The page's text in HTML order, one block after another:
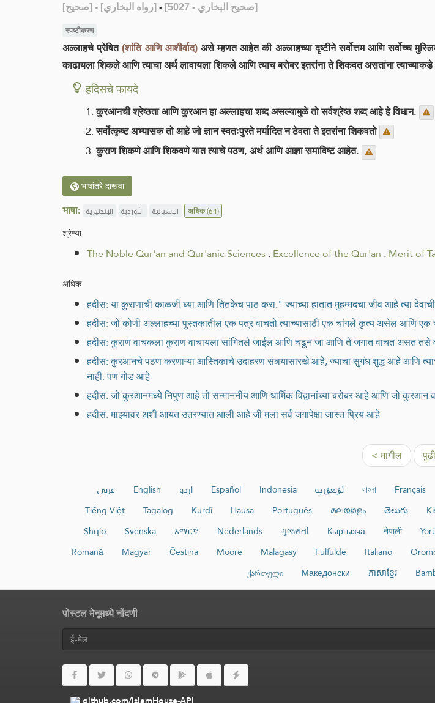
[صحيح]
- [رواه البخاري] - [صحيح البخاري - 5027]
स्पष्टीकरण
अल्लाहचे प्रेषित(शांति आणि आशीर्वाद)असे म्हणत आहेत की अल्लाहच्या दृष्टीने सर्वोत्तम आणि सर्वोच्च
काढायला शिकले आणि त्याचा अर्थ लावायला शिकले आणि त्याच बरोबर इतरांना ते शिकवत असतांना
हदिसचे फायदे
कुरआनची श्रेष्ठता आणि कुरआन हा अल्लाहचा शब्द असल्यामुळे तो सर्वश्रेष्ठ शब्द आहे हे विधान.
सर्वोत्कृष्ट अभ्यासक तो आहे जो ज्ञान स्वतःपुरते मर्यादित न ठेवता ते इतरांना शिकवतो
कुराण शिकणे आणि शिकवणे यात त्याचे पठण, अर्थ आणि आज्ञा समाविष्ट आहेत.
भाषांतरे दाखवा
भाषा: الإنجليزية الأوردية الإسبانية अधिक(64)
श्रेण्या
The Noble Qur'an and Qur'anic Sciences.Excellence of the Qur'an .Merit of
अधिक
हदीस: या कुराणाची काळजी घ्या आणि तितकेच पाठ करा." ज्याच्या हातात मुहम्मदचा जीव आहे त्या
हदीस: जो कोणी अल्लाहच्या पुस्तकातील एक पत्र वाचतो त्याच्यासाठी एक चांगले कृत्य असेल आणि
हदीस: कुराण वाचकला कुराण वाचायला सांगितले जाईल आणि चढून जा आणि ते जगात वाचत असत
हदीस: कुरआनचे पठण करणाऱ्या आस्तिकाचे उदाहरण संत्र्यासारखे आहे, ज्याचा सुगंध शुद्ध आहे आणि
नाही. पण गोड आहे
हदीस: जो कुरआनमध्ये निपुण आहे तो सन्माननीय आणि धार्मिक विद्वानांच्या बरोबर आहे आणि जो
हदीस: माझ्यावर अशी आयत उतरण्यात आली आहे जी मला सर्व जगापेक्षा जास्त प्रिय आहे
< मागील
عربي English اردو Español Indonesia ئۇيغۇرچە বাংলা Français
Tiếng Việt
Tagalog Kurdî Hausa Português മലയാളം తెలుగు
Shqip
Svenska አማርኛ Nederlands ગુજરાતી Кыргызча नेपाली
Română
Magyar Čeština Moore Malagasy Fulfulde Italiano
ქართული
Македонски ភាសាខ្មែរ
पोस्टल मेनूमध्ये नोंदणी